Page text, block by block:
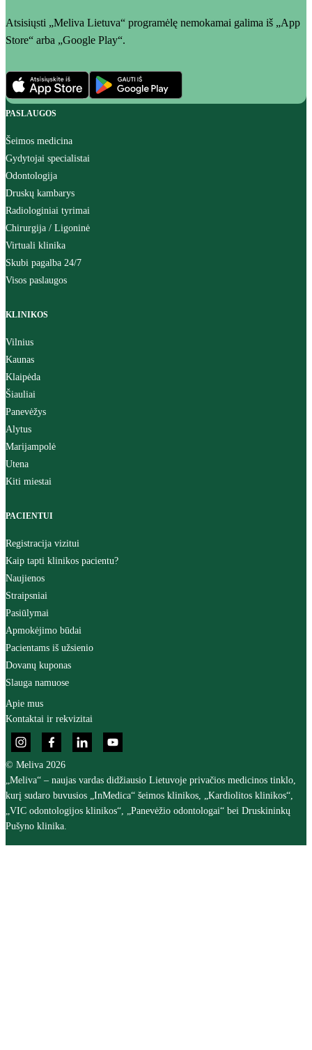
Atsisiųsti „Meliva Lietuva“ programėlę nemokamai galima iš „App
Store“ arba „Google Play“.
PASLAUGOS
Šeimos medicina
Gydytojai specialistai
Odontologija
Druskų kambarys
Radiologiniai tyrimai
Chirurgija / Ligoninė
Virtuali klinika
Skubi pagalba 24/7
Visos paslaugos
KLINIKOS
Vilnius
Kaunas
Klaipėda
Šiauliai
Panevėžys
Alytus
Marijampolė
Utena
Kiti miestai
PACIENTUI
Registracija vizitui
Kaip tapti klinikos pacientu?
Naujienos
Straipsniai
Pasiūlymai
Apmokėjimo būdai
Pacientams iš užsienio
Dovanų kuponas
Slauga namuose
Apie mus
Kontaktai ir rekvizitai
© Meliva 2026
„Meliva“ – naujas vardas didžiausio Lietuvoje privačios medicinos tinklo,
kurį sudaro buvusios „InMedica“ šeimos klinikos, „Kardiolitos klinikos“,
„VIC odontologijos klinikos“, „Panevėžio odontologai“ bei Druskininkų
Pušyno klinika.